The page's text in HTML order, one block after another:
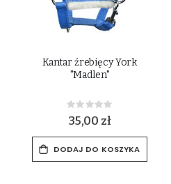
Kantar źrebięcy York
"Madlen"
Rating:
0%
35,00 zł
DODAJ DO KOSZYKA